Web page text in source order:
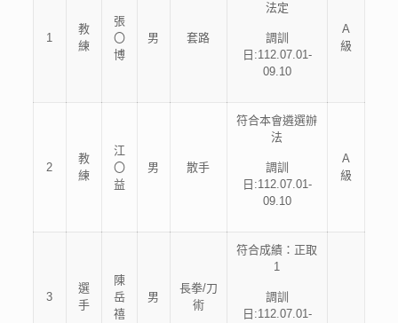
1
教
練
張
〇
博
男 套路
法定
調訓
日:112.07.01-
09.10
A
級
2
教
練
江
〇
益
男 散手
符合本會遴選辦
法
調訓
日:112.07.01-
09.10
A
級
3
選
手
陳
岳
禧
男
長拳/刀
術
符合成績：正取
1
調訓
日:112.07.01-